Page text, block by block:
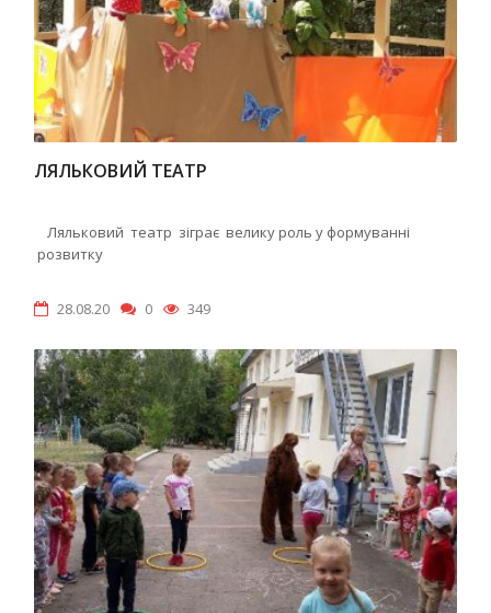
ЛЯЛЬКОВИЙ ТЕАТР
Ляльковий театр зіграє велику роль у формуванні
розвитку
28.08.20 0 349